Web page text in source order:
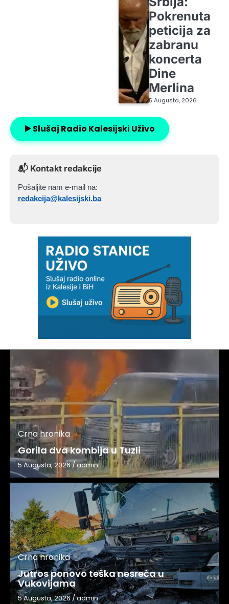
Pokrenuta
peticija za
zabranu
koncerta
Dine
Merlina
5 Augusta, 2026
▶️ Slušaj Radio Kalesijski Uživo
📬 Kontakt redakcije
Pošaljite nam e-mail na:
redakcija@kalesijski.ba
Crna hronika
Gorila dva kombija u Tuzli
5 Augusta, 2026/admin
Crna hronika
Jutros ponovo teška nesreća u
Vukovijama
5 Augusta, 2026/admin